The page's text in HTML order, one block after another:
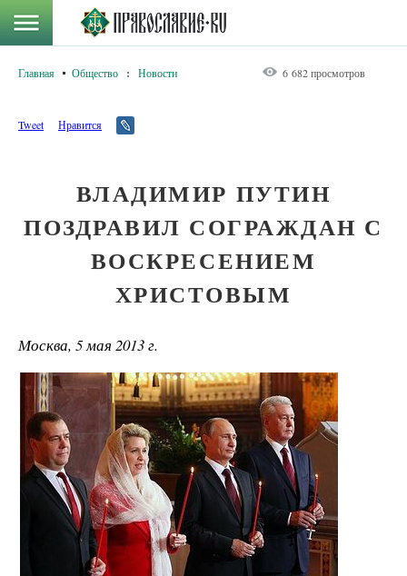
Главная Общество : Новости 6 682 просмотров
Tweet Нравится
ВЛАДИМИР ПУТИН
ПОЗДРАВИЛ СОГРАЖДАН С
ВОСКРЕСЕНИЕМ
ХРИСТОВЫМ
Москва, 5 мая 2013 г.